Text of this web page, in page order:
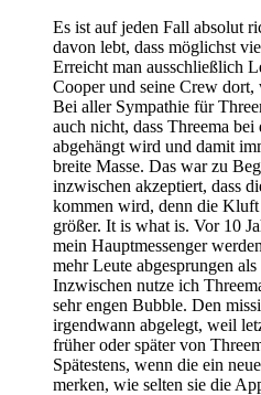
Es ist auf jeden Fall absolut
davon lebt, dass möglichst
Erreicht man ausschließlich
Cooper und seine Crew
Bei aller Sympathie für
auch nicht, dass Threema
abgehängt wird und damit
breite Masse. Das war zu
inzwischen akzeptiert, dass
kommen wird, denn die
größer. It is what is. Vor 10
mein Hauptmessenger
mehr Leute abgesprungen
Inzwischen nutze ich
sehr engen Bubble. Den
irgendwann abgelegt, weil
früher oder später von
Spätestens, wenn die ein
merken, wie selten sie die